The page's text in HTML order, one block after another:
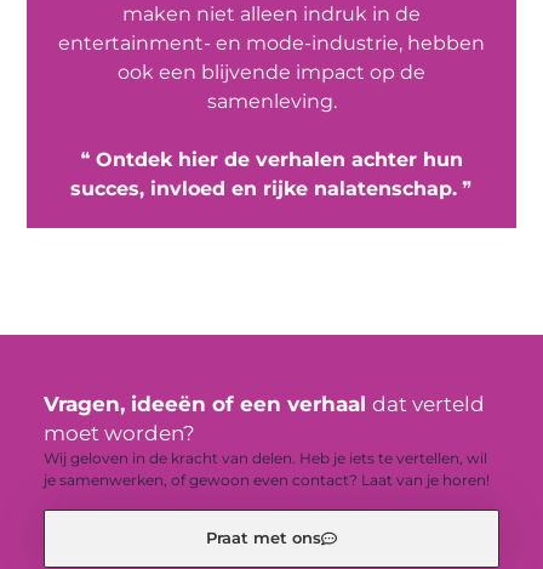
maken niet alleen indruk in de
entertainment- en mode-industrie, hebben
ook een blijvende impact op de
samenleving.
❝ Ontdek hier de verhalen achter hun
succes, invloed en rijke nalatenschap. ❞
Vragen, ideeën of een verhaal dat verteld
moet worden?
Wij geloven in de kracht van delen. Heb je iets te vertellen, wil
je samenwerken, of gewoon even contact? Laat van je horen!
Praat met ons